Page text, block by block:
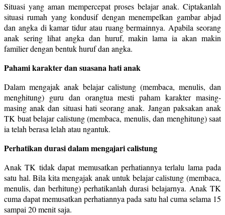
Situasi yang aman mempercepat proses belajar anak. Ciptakanlah
situasi rumah yang kondusif dengan menempelkan gambar abjad
dan angka di kamar tidur atau ruang bermainnya. Apabila seorang
anak sering lihat angka dan huruf, makin lama ia akan makin
familier dengan bentuk huruf dan angka.
Pahami karakter dan suasana hati anak
Dalam mengajak anak belajar calistung (membaca, menulis, dan
menghitung) guru dan orangtua mesti paham karakter masing-
masing anak dan situasi hati seorang anak. Jangan paksakan anak
TK buat belajar calistung (membaca, menulis, dan menghitung) saat
ia telah berasa lelah atau ngantuk.
Perhatikan durasi dalam mengajari calistung
Anak TK tidak dapat memusatkan perhatiannya terlalu lama pada
satu hal. Bila kita mengajak anak untuk belajar calistung (membaca,
menulis, dan berhitung) perhatikanlah durasi belajarnya. Anak TK
cuma dapat memusatkan perhatiannya pada satu hal cuma selama 15
sampai 20 menit saja.